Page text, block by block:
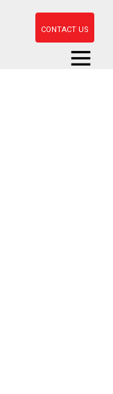
CONTACT US